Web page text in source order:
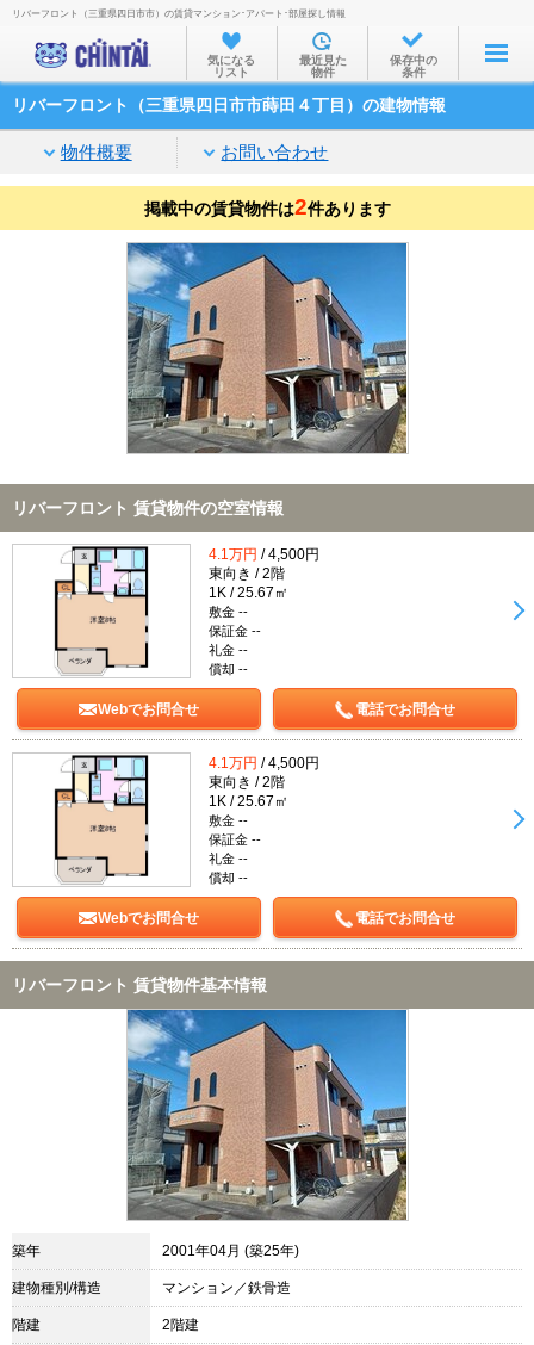
お部屋を探す
沿線・駅から
家賃相場から
通勤通学時間から
物件特集から
不動産会社から
TOP
リバーフロント（三重県四日市市）の賃貸マンション･アパート･部屋探し情報
気になる
リスト
最近見た
物件
保存中の
条件
リバーフロント（三重県四日市市蒔田４丁目）の建物情報
物件概要 お問い合わせ
掲載中の賃貸物件は2件あります
リバーフロント 賃貸物件の空室情報
4.1万円 / 4,500円
東向き / 2階
1K / 25.67㎡
敷金 --
保証金 --
礼金 --
償却 --
Webでお問合せ 電話でお問合せ
4.1万円 / 4,500円
東向き / 2階
1K / 25.67㎡
敷金 --
保証金 --
礼金 --
償却 --
Webでお問合せ 電話でお問合せ
リバーフロント 賃貸物件基本情報
築年 2001年04月 (築25年)
建物種別/構造 マンション／鉄骨造
階建 2階建